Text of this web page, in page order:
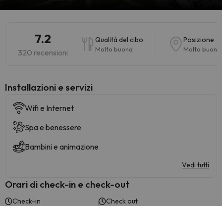
7.2
320 recensioni
Qualità del cibo
Molto buona
Posizione
Molto buona
Installazioni e servizi
Wifi e Internet
Spa e benessere
Bambini e animazione
Vedi tutti
Orari di check-in e check-out
Check-in Check out